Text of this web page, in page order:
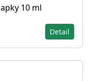
10 ml
Detail